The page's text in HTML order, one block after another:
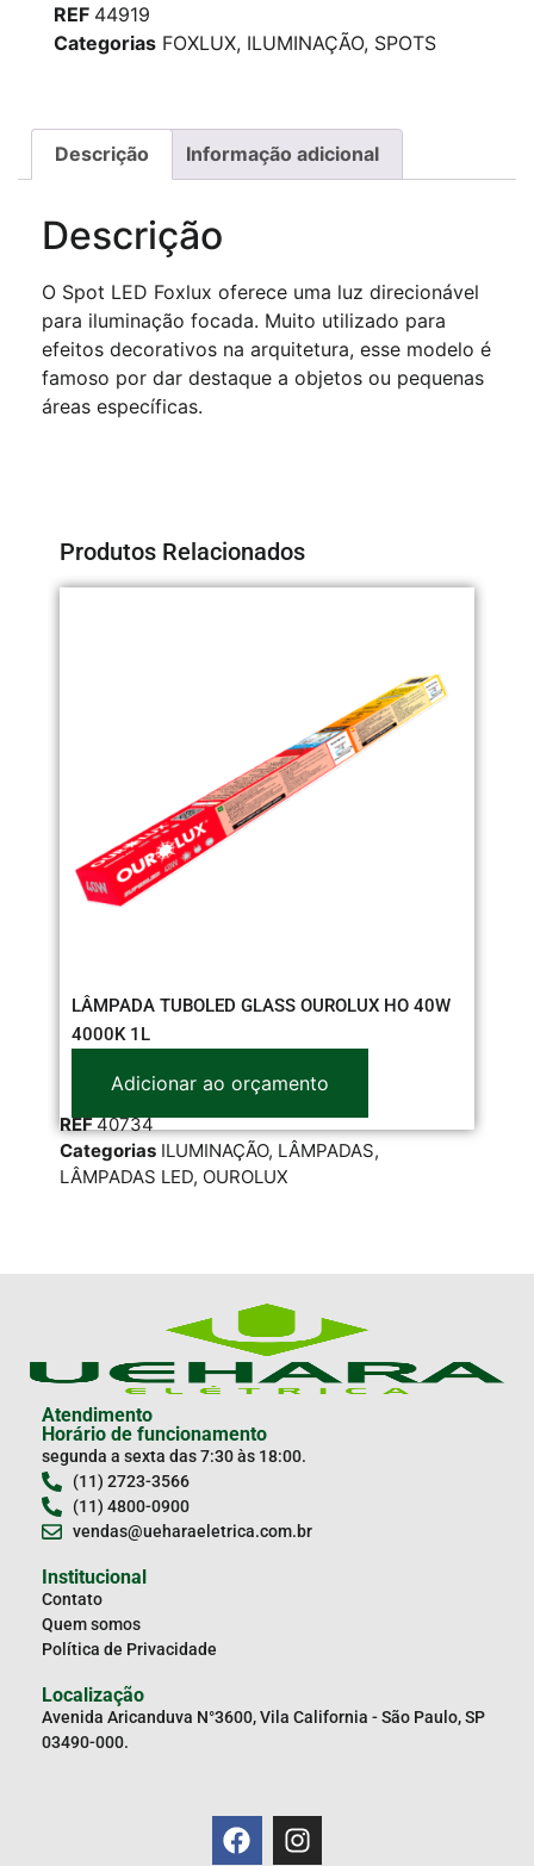
REF 44919
Categorias FOXLUX, ILUMINAÇÃO, SPOTS
Descrição Informação adicional
Descrição
O Spot LED Foxlux oferece uma luz direcionável
para iluminação focada. Muito utilizado para
efeitos decorativos na arquitetura, esse modelo é
famoso por dar destaque a objetos ou pequenas
áreas específicas.
Produtos Relacionados
LÂMPADA TUBOLED GLASS OUROLUX HO 40W
4000K 1L
Adicionar ao orçamento
REF40734
Categorias ILUMINAÇÃO, LÂMPADAS,
LÂMPADAS LED, OUROLUX
Atendimento
Horário de funcionamento
segunda a sexta das 7:30 às 18:00.
(11) 2723-3566
(11) 4800-0900
vendas@ueharaeletrica.com.br
Institucional
Contato
Quem somos
Política de Privacidade
Localização
Avenida Aricanduva N°3600, Vila California - São Paulo, SP
03490-000.